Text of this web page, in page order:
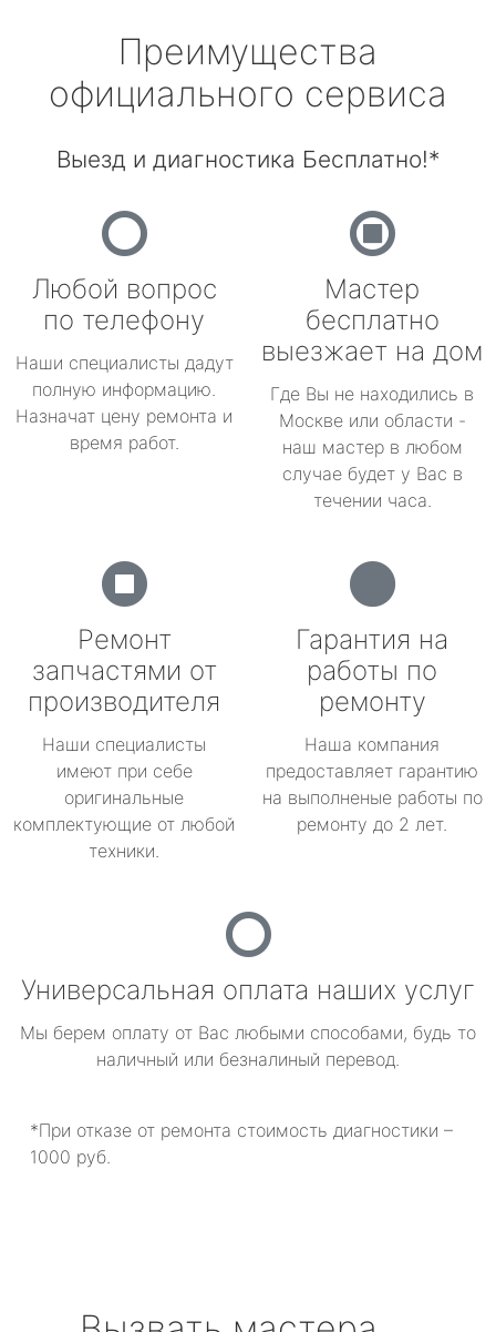
Преимущества
официального сервиса
Выезд и диагностика Бесплатно!*
Любой вопрос
по телефону
Наши специалисты дадут
полную информацию.
Назначат цену ремонта и
время работ.
Мастер
бесплатно
выезжает на дом
Где Вы не находились в
Москве или области -
наш мастер в любом
случае будет у Вас в
течении часа.
Ремонт
запчастями от
производителя
Наши специалисты
имеют при себе
оригинальные
комплектующие от любой
техники.
Гарантия на
работы по
ремонту
Наша компания
предоставляет гарантию
на выполненые работы по
ремонту до 2 лет.
Универсальная оплата наших услуг
Мы берем оплату от Вас любыми способами, будь то
наличный или безналиный перевод.
*При отказе от ремонта стоимость диагностики –
1000 руб.